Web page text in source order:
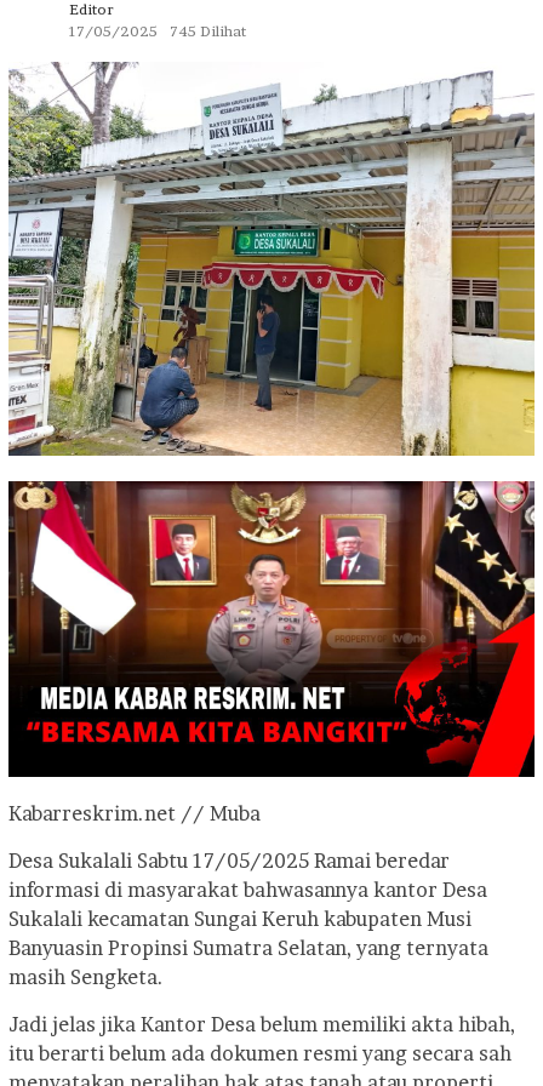
Editor
17/05/2025
745 Dilihat
Kabarreskrim.net // Muba
Desa Sukalali Sabtu 17/05/2025 Ramai beredar
informasi di masyarakat bahwasannya kantor Desa
Sukalali kecamatan Sungai Keruh kabupaten Musi
Banyuasin Propinsi Sumatra Selatan, yang ternyata
masih Sengketa.
Jadi jelas jika Kantor Desa belum memiliki akta hibah,
itu berarti belum ada dokumen resmi yang secara sah